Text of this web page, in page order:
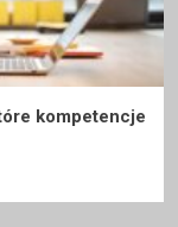
kompetencje